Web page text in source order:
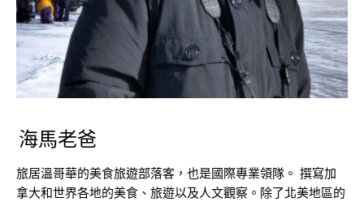
海馬老爸
旅居溫哥華的美食旅遊部落客，也是國際專業領隊。 撰寫加
拿大和世界各地的美食、旅遊以及人文觀察。除了北美地區的